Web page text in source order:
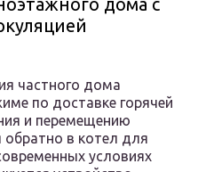
дома с
частного дома
по доставке горячей
и перемещению
в котел для
условиях